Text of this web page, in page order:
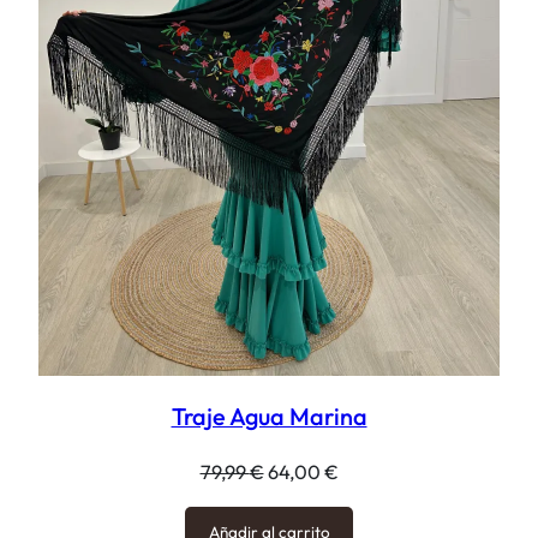
Traje Agua Marina
79,99€El
precio
64,00 €El
precio
Añadir al carrito